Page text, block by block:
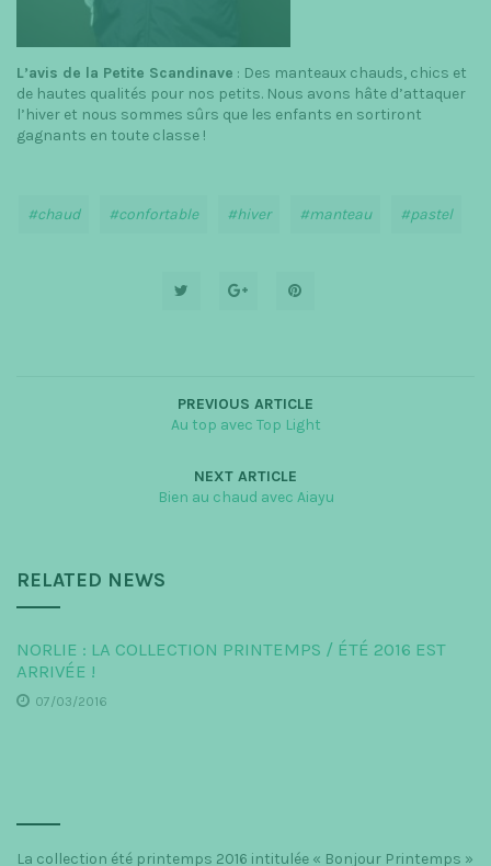
L’avis de la Petite Scandinave : Des manteaux chauds, chics et
de hautes qualités pour nos petits. Nous avons hâte d’attaquer
l’hiver et nous sommes sûrs que les enfants en sortiront
gagnants en toute classe !
chaud confortable hiver manteau pastel
PREVIOUS ARTICLE
Au top avec Top Light
NEXT ARTICLE
Bien au chaud avec Aiayu
RELATED NEWS
NORLIE : LA COLLECTION PRINTEMPS / ÉTÉ 2016 EST
ARRIVÉE !
07/03/2016
La collection été printemps 2016 intitulée « Bonjour Printemps »